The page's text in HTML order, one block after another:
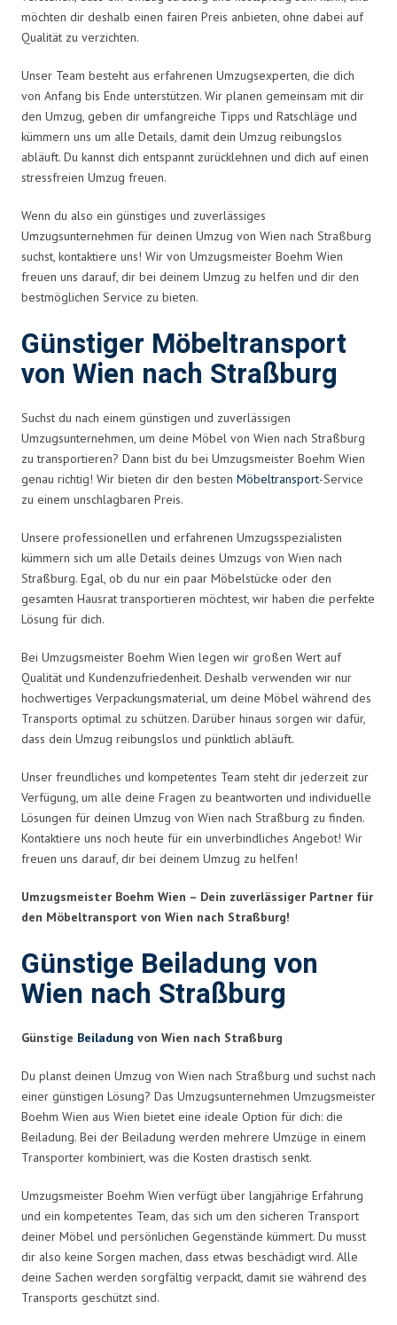
möchten dir deshalb einen fairen Preis anbieten, ohne dabei auf
Qualität zu verzichten.
Unser Team besteht aus erfahrenen Umzugsexperten, die dich
von Anfang bis Ende unterstützen. Wir planen gemeinsam mit dir
den Umzug, geben dir umfangreiche Tipps und Ratschläge und
kümmern uns um alle Details, damit dein Umzug reibungslos
abläuft. Du kannst dich entspannt zurücklehnen und dich auf einen
stressfreien Umzug freuen.
Wenn du also ein günstiges und zuverlässiges
Umzugsunternehmen für deinen Umzug von Wien nach Straßburg
suchst, kontaktiere uns! Wir von Umzugsmeister Boehm Wien
freuen uns darauf, dir bei deinem Umzug zu helfen und dir den
bestmöglichen Service zu bieten.
Günstiger Möbeltransport
von Wien nach Straßburg
Suchst du nach einem günstigen und zuverlässigen
Umzugsunternehmen, um deine Möbel von Wien nach Straßburg
zu transportieren? Dann bist du bei Umzugsmeister Boehm Wien
genau richtig! Wir bieten dir den besten Möbeltransport-Service
zu einem unschlagbaren Preis.
Unsere professionellen und erfahrenen Umzugsspezialisten
kümmern sich um alle Details deines Umzugs von Wien nach
Straßburg. Egal, ob du nur ein paar Möbelstücke oder den
gesamten Hausrat transportieren möchtest, wir haben die perfekte
Lösung für dich.
Bei Umzugsmeister Boehm Wien legen wir großen Wert auf
Qualität und Kundenzufriedenheit. Deshalb verwenden wir nur
hochwertiges Verpackungsmaterial, um deine Möbel während des
Transports optimal zu schützen. Darüber hinaus sorgen wir dafür,
dass dein Umzug reibungslos und pünktlich abläuft.
Unser freundliches und kompetentes Team steht dir jederzeit zur
Verfügung, um alle deine Fragen zu beantworten und individuelle
Lösungen für deinen Umzug von Wien nach Straßburg zu finden.
Kontaktiere uns noch heute für ein unverbindliches Angebot! Wir
freuen uns darauf, dir bei deinem Umzug zu helfen!
Umzugsmeister Boehm Wien – Dein zuverlässiger Partner für
den Möbeltransport von Wien nach Straßburg!
Günstige Beiladung von
Wien nach Straßburg
Günstige Beiladung von Wien nach Straßburg
Du planst deinen Umzug von Wien nach Straßburg und suchst nach
einer günstigen Lösung? Das Umzugsunternehmen Umzugsmeister
Boehm Wien aus Wien bietet eine ideale Option für dich: die
Beiladung. Bei der Beiladung werden mehrere Umzüge in einem
Transporter kombiniert, was die Kosten drastisch senkt.
Umzugsmeister Boehm Wien verfügt über langjährige Erfahrung
und ein kompetentes Team, das sich um den sicheren Transport
deiner Möbel und persönlichen Gegenstände kümmert. Du musst
dir also keine Sorgen machen, dass etwas beschädigt wird. Alle
deine Sachen werden sorgfältig verpackt, damit sie während des
Transports geschützt sind.